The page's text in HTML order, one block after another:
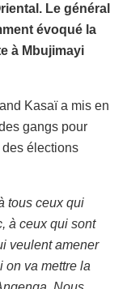
Le général
évoqué la
à Mbujimayi
Kasaï a mis en
gangs pour
élections
tous ceux qui
à ceux qui sont
veulent amener
va mettre la